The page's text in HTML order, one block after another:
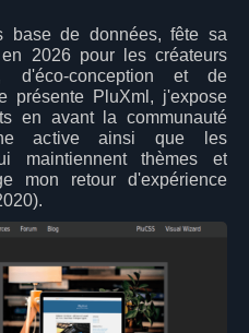
base de données, fête sa
2026 pour les créateurs
d'éco-conception et de
présente PluXml, j'expose
en avant la communauté
active ainsi que les
maintiennent thèmes et
mon retour d'expérience